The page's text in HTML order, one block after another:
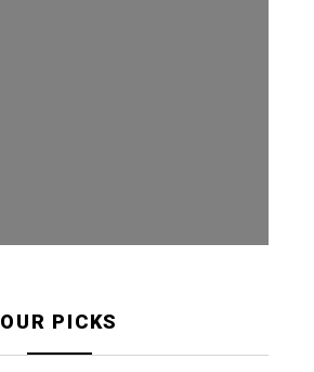
OUR PICKS